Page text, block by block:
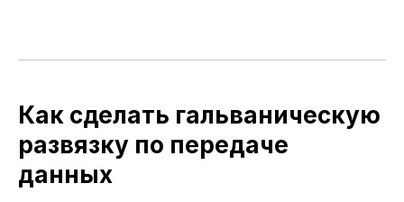
Как сделать гальваническую
развязку по передаче
данных